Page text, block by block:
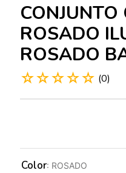
CONJUNTO
ROSADO
ROSADO
☆☆☆☆☆ (0)
Color: ROSADO